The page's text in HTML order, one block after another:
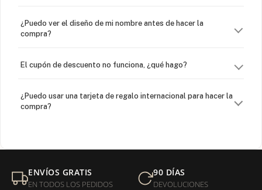
¿Puedo ver el diseño de mi nombre antes de hacer la
compra?
El cupón de descuento no funciona, ¿qué hago?
¿Puedo usar una tarjeta de regalo internacional para hacer la
compra?
Mi orden fue devuelta por USPS, ¿qué hago para que sea
entregada?
ENVÍOS GRATIS
EN TODOS LOS PEDIDOS
90 DÍAS
DEVOLUCIONES